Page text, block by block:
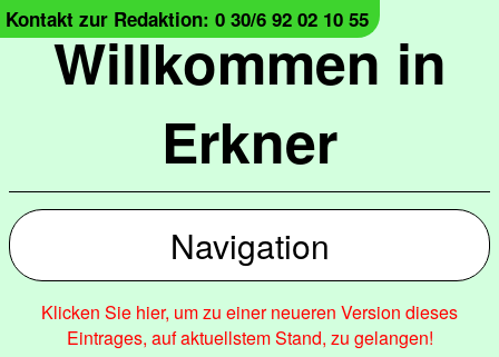
Willkommen in
Erkner
Kontakt zur Redaktion: 0 30/6 92 02 10 55
Navigation
Klicken Sie hier, um zu einer neueren Version dieses
Eintrages, auf aktuellstem Stand, zu gelangen!